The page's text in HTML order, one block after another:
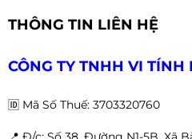
Night Vision
: Cải
dàng hơn.
Anti-Flicker & Less
THÔNG TIN LIÊN HỆ
CÔNG TY TNHH VI TÍNH
🆔 Mã Số Thuế: 3703320760